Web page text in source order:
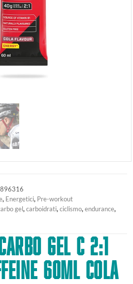
, Energetici, Pre-workout
gel,carboidrati,ciclismo,endurance,
GEL C 2:1
60ML COLA